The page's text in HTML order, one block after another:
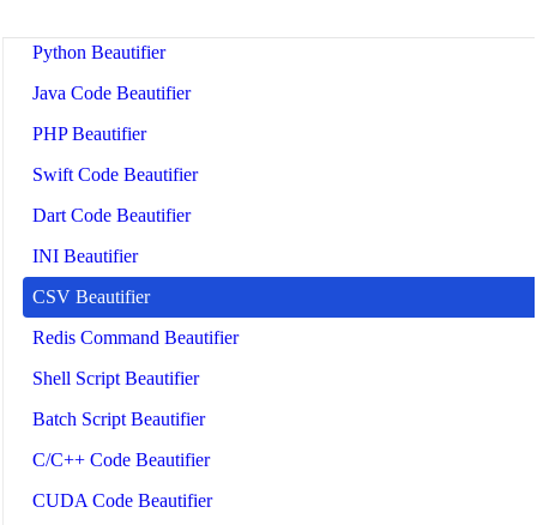
Python Beautifier
Java Code Beautifier
PHP Beautifier
Swift Code Beautifier
Dart Code Beautifier
INI Beautifier
CSV Beautifier
Redis Command Beautifier
Shell Script Beautifier
Batch Script Beautifier
C/C++ Code Beautifier
CUDA Code Beautifier